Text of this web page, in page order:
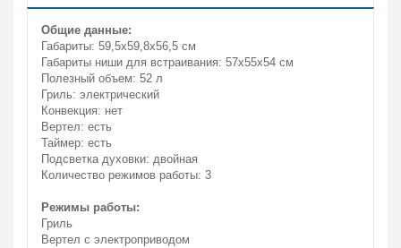
Общие данные:
Габариты: 59,5х59,8х56,5 см
Габариты ниши для встраивания: 57х55х54 см
Полезный объем: 52 л
Гриль: электрический
Конвекция: нет
Вертел: есть
Таймер: есть
Подсветка духовки: двойная
Количество режимов работы: 3
Режимы работы:
Гриль
Вертел с электроприводом